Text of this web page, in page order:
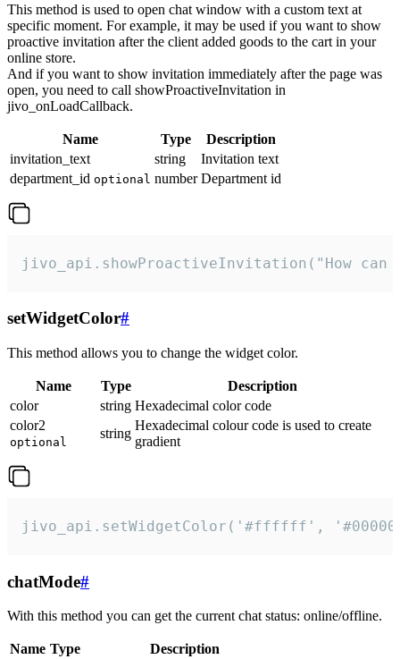
This method is used to open chat window with a custom text at
specific moment. For example, it may be used if you want to show
proactive invitation after the client added goods to the cart in your
online store.
And if you want to show invitation immediately after the page was
open, you need to call showProactiveInvitation in
jivo_onLoadCallback.
Name Type
Description
invitation_text
string
Invitation text
department_id optional number Department id
jivo_api.showProactiveInvitation("How
setWidgetColor#
This method allows you to change the widget color.
Name Type
Description
color
string Hexadecimal color code
color2
optional
string
Hexadecimal colour code is used to create
gradient
jivo_api.setWidgetColor('#ffffff',
chatMode#
With this method you can get the current chat status: online/offline.
Name Type
Description